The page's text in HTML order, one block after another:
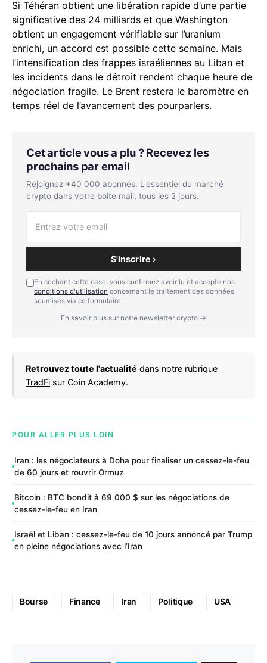
Si Téhéran obtient une libération rapide d’une partie
significative des 24 milliards et que Washington
obtient un engagement vérifiable sur l’uranium
enrichi, un accord est possible cette semaine. Mais
l’intensification des frappes israéliennes au Liban et
les incidents dans le détroit rendent chaque heure de
négociation fragile. Le Brent restera le baromètre en
temps réel de l’avancement des pourparlers.
Cet article vous a plu ? Recevez les
prochains par email
Rejoignez +40 000 abonnés. L'essentiel du marché
crypto dans votre boîte mail, tous les 2 jours.
S'inscrire ›
En cochant cette case, vous confirmez avoir lu et accepté nos
conditions d'utilisation concernant le traitement des données
soumises via ce formulaire.
En savoir plus sur notre newsletter crypto →
Retrouvez toute l'actualité dans notre rubrique
TradFi sur Coin Academy.
POUR ALLER PLUS LOIN
Iran : les négociateurs à Doha pour finaliser un cessez-le-feu
de 60 jours et rouvrir Ormuz
Bitcoin : BTC bondit à 69 000 $ sur les négociations de
cessez-le-feu en Iran
Israël et Liban : cessez-le-feu de 10 jours annoncé par Trump
en pleine négociations avec l’Iran
Bourse Finance Iran Politique USA